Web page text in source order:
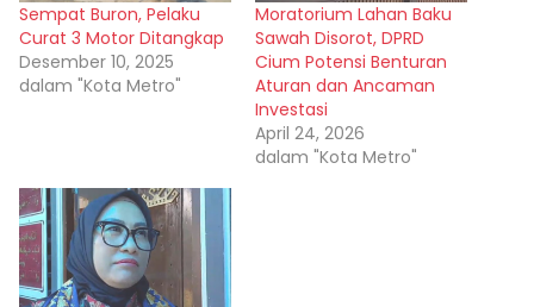
Sempat Buron, Pelaku
Curat 3 Motor Ditangkap
Desember 10, 2025
dalam "Kota Metro"
Moratorium Lahan Baku
Sawah Disorot, DPRD
Cium Potensi Benturan
Aturan dan Ancaman
Investasi
April 24, 2026
dalam "Kota Metro"